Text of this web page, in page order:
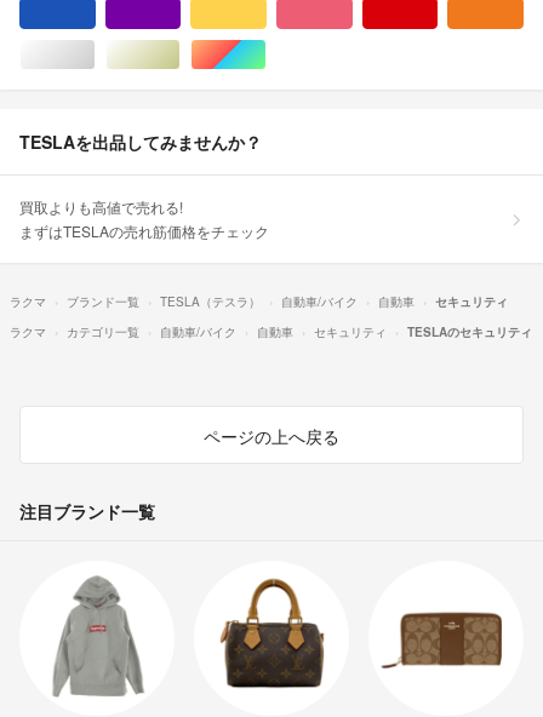
シルバー/銀色系ゴールド/金色系マルチカラー
TESLAを出品してみませんか？
買取よりも高値で売れる!
まずはTESLAの売れ筋価格をチェック
ラクマ ブランド一覧 TESLA（テスラ） 自動車/バイク 自動車
セキュリティ
ラクマ
カテゴリ一覧 自動車/バイク 自動車 セキュリティ TESLAのセキュリティ
ページの上へ戻る
注目ブランド一覧